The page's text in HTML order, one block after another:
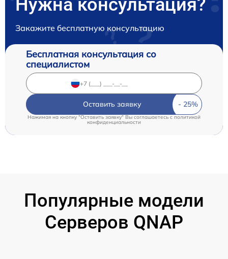
Нужна консультация?
Закажите бесплатную консультацию
Бесплатная консультация со
специалистом
Оставить заявку
Нажимая на кнопку "Оставить заявку" Вы соглашаетесь cполитикой
конфиденциальности
Популярные модели
Серверов QNAP